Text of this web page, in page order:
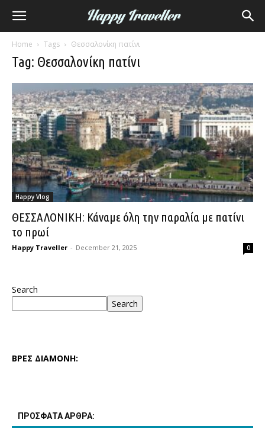
Home Tags Θεσσαλονίκη πατίνι
Tag: Θεσσαλονίκη πατίνι
Happy Vlog
ΘΕΣΣΑΛΟΝΙΚΗ: Κάναμε όλη την παραλία με πατίνι
το πρωί
Happy Traveller - December 21, 2025 0
Search
Search
ΒΡΕΣ ΔΙΑΜΟΝΗ:
ΠΡΟΣΦΑΤΑ ΑΡΘΡΑ: